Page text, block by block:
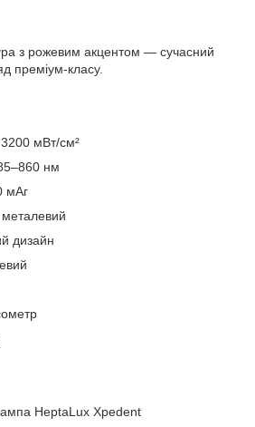
з рожевим акцентом — сучасний
преміум-класу.
3200 мВт/см²
нм
мАг
металевий
дизайн
HeptaLux Xpedent